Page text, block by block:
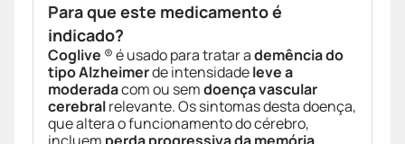
Para que este medicamento é
indicado?
Coglive ® é usado para tratar ademência do
tipo Alzheimerde intensidadeleve a
moderadacom ou semdoença vascular
cerebralrelevante. Os sintomas desta doença,
que altera o funcionamento do cérebro,